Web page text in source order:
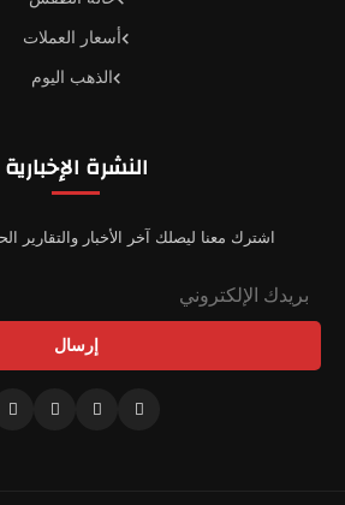
أسعار العملات
الذهب اليوم
النشرة الإخبارية
اشترك معنا ليصلك آخر الأخبار والتقارير
إرسال